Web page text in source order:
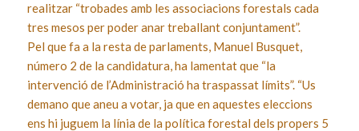
realitzar “trobades amb les associacions forestals cada
tres mesos per poder anar treballant conjuntament”.
Pel que fa a la resta de parlaments, Manuel Busquet,
número 2 de la candidatura, ha lamentat que “la
intervenció de l’Administració ha traspassat límits”. “Us
demano que aneu a votar, ja que en aquestes eleccions
ens hi juguem la línia de la política forestal dels propers 5